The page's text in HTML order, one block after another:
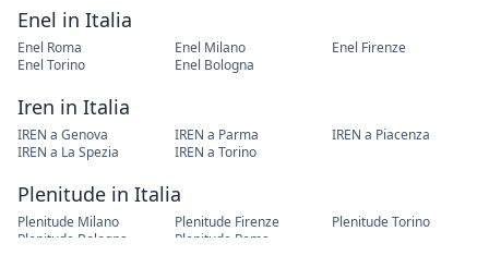
Enel in Italia
Enel Roma Enel Milano
Enel Firenze
Enel Torino
Enel Bologna
Iren in Italia
IREN a Genova IREN a Parma
IREN a Piacenza
IREN a La Spezia
IREN a Torino
Plenitude in Italia
Plenitude Milano Plenitude Firenze
Plenitude Torino
Plenitude Bologna
Plenitude Roma